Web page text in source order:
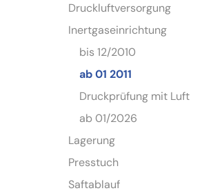
Druckluftversorgung
Inertgaseinrichtung
bis 12/2010
ab 01 2011
Druckprüfung mit Luft
ab 01/2026
Lagerung
Presstuch
Saftablauf